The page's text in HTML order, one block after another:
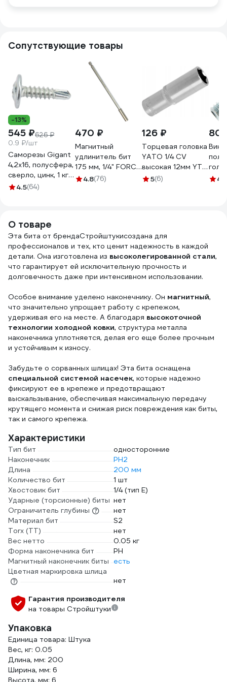
Сопутствующие товары
-13%
545 ₽626 ₽
0.9 ₽/шт
Саморезы Gigant
4,2x16, полусфера,
сверло, цинк, 1 кг
(примерно 607
4.5(64)
470 ₽
Магнитный
удлинитель бит
175 мм, 1/4" FORCE
812175
4.8(76)
126 ₽
Торцевая головка
YATO 1/4 CV
высокая 12мм YT-
1423 37121423 228
5(6) 4.9
О товаре
Эта бита от брендаСтройштукисоздана для
профессионалов и тех, кто ценит надежность в каждой
детали. Она изготовлена из высоколегированной стали,
что гарантирует ей исключительную прочность и
долговечность даже при интенсивном использовании.
Особое внимание уделено наконечнику. Он магнитный,
что значительно упрощает работу с крепежом,
удерживая его на месте. А благодаря высокоточной
технологии холодной ковки, структура металла
наконечника уплотняется, делая его еще более прочным
и устойчивым к износу.
Забудьте о сорванных шлицах! Эта бита оснащена
специальной системой насечек, которые надежно
фиксируют ее в крепеже и предотвращают
выскальзывание, обеспечивая максимальную передачу
крутящего момента и снижая риск повреждения как биты,
так и самого крепежа.
Характеристики
Тип бит
односторонние
Наконечник
PH2
Длина
200 мм
Количество бит
1 шт
Хвостовик бит
1/4 (тип Е)
Ударные (торсионные) биты нет
Ограничитель глубины
нет
Материал бит
S2
Torx (TT)
нет
Вес нетто
0.05 кг
Форма наконечника бит
PH
Магнитный наконечник биты
есть
Цветная маркировка шлица
нет
Гарантия производителя
на товары Стройштуки
Упаковка
Единица товара: Штука
Вес, кг: 0.05
Длина, мм: 200
Ширина, мм: 6